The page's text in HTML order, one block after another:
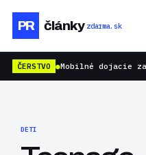
PR články zdarma.sk
ČERSTVO ●
DETI